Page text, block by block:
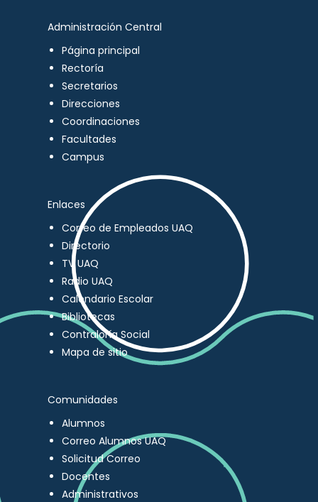
Administración Central
Página principal
Rectoría
Secretarios
Direcciones
Coordinaciones
Facultades
Campus
Enlaces
Correo de Empleados UAQ
Directorio
TV UAQ
Radio UAQ
Calendario Escolar
Bibliotecas
Contraloría Social
Mapa de sitio
Comunidades
Alumnos
Correo Alumnos UAQ
Solicitud Correo
Docentes
Administrativos